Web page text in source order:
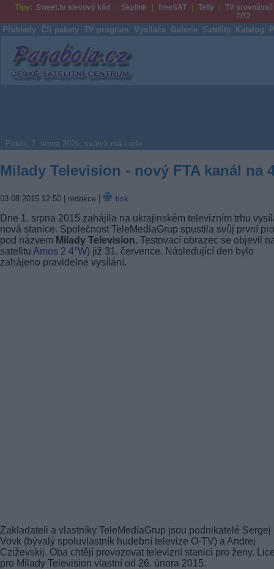
Tipy: Sweet.tv slevový kód Skylink freeSAT Telly
TV srovnávač
T/T2
Přehledy ČS pakety TV program Vysílače Galerie Satelity Katalog
Parabola.cz
Pátek, 7. srpna 2026, svátek má Lada
Milady Television - nový FTA kanál na
03.08.2015 12:50 | redakce | tisk
Dne 1. srpna 2015 zahájila na ukrajinském televizním trhu
nová stanice. Společnost TeleMediaGrup spustila svůj první
pod názvem Milady Television. Testovací obrazec se objevil
satelitu Amos 2 4°W) již 31. července. Následující den bylo
zahájeno pravidelné vysílání.
Zakladateli a vlastníky TeleMediaGrup jsou podnikatelé Sergej
Vovk (bývalý spoluvlastník hudební televize O-TV) a Andrej
Cziževskij. Oba chtějí provozovat televizní stanici pro ženy.
pro Milady Television vlastní od 26. února 2015.